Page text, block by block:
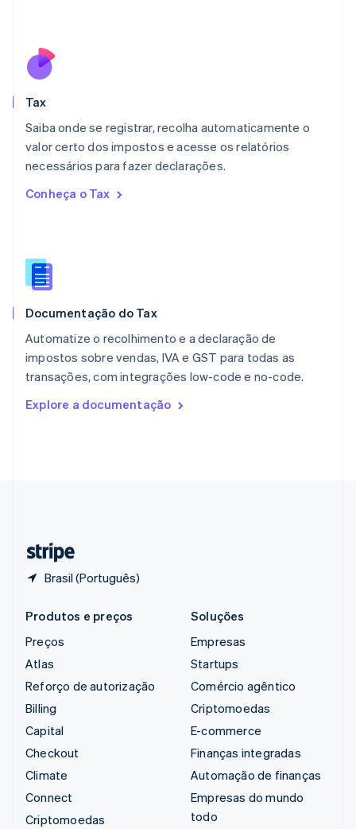
Tax
Saiba onde se registrar, recolha automaticamente o
valor certo dos impostos e acesse os relatórios
necessários para fazer declarações.
Conheça o Tax
Documentação do Tax
Automatize o recolhimento e a declaração de
impostos sobre vendas, IVA e GST para todas as
transações, com integrações low-code e no-code.
Explore a documentação
Brasil (Português)
English
Malta
Noruega
English
Nova Zelândia
Países Baixos
Portugal
Português
English简体中文
Reino Unido
República Tcheca
English
English
Produtos e preços
Preços
Atlas
Reforço de autorização
Billing
Capital
Checkout
Climate
Connect
Criptomoedas
Soluções
Empresas
Startups
Comércio agêntico
Criptomoedas
E-commerce
Finanças integradas
Automação de finanças
Empresas do mundo
todo